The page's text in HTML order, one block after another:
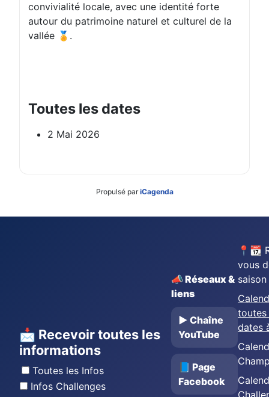
convivialité locale, avec une identité forte
autour du patrimoine naturel et culturel de la
vallée 🏅.
Toutes les dates
2 Mai 2026
Propulsé pariCagenda
📩 Recevoir toutes les
informations
Toutes les Infos
Infos Challenges
📣 Réseaux &
liens
▶️ Chaîne
YouTube
📘 Page
Facebook
📍📆
vous
saison
toutes
dates